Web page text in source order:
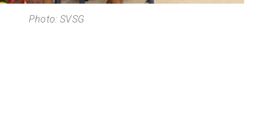
Photo: SVSG